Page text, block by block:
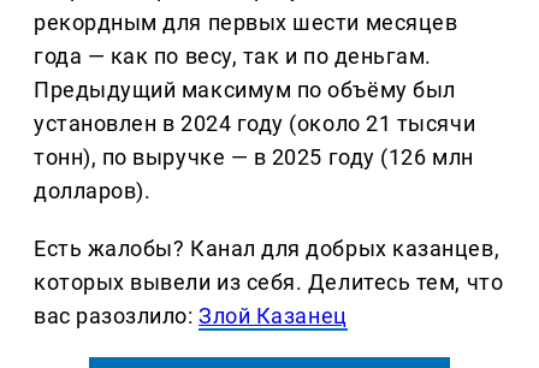
рекордным для первых шести месяцев
года — как по весу, так и по деньгам.
Предыдущий максимум по объёму был
установлен в 2024 году (около 21 тысячи
тонн), по выручке — в 2025 году (126 млн
долларов).
Есть жалобы? Канал для добрых казанцев,
которых вывели из себя. Делитеcь тем, что
вас разозлило:Злой Казанец